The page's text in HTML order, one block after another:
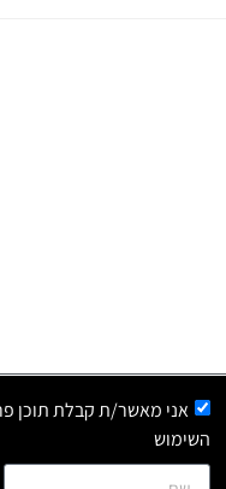
אני מאשר/ת קבלת תוכן
השימוש